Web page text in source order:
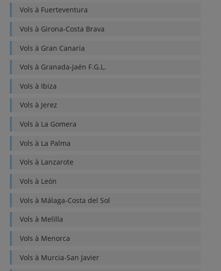
Vols à Fuerteventura
Vols à Girona-Costa Brava
Vols à Gran Canaria
Vols à Granada-Jaén F.G.L.
Vols à Ibiza
Vols à Jerez
Vols à La Gomera
Vols à La Palma
Vols à Lanzarote
Vols à León
Vols à Málaga-Costa del Sol
Vols à Melilla
Vols à Menorca
Vols à Murcia-San Javier